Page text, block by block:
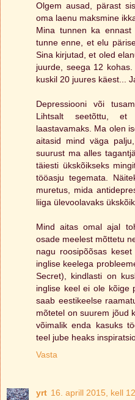
Olgem ausad, pärast
oma laenu maksmine
Mina tunnen ka
tunne enne, et elu
Sina kirjutad, et oled
juurde, seega 12
kuskil 20 juures käest...
Depressiooni või
Lihtsalt seetõttu,
laastavamaks. Ma olen
aitasid mind väga
suurust ma alles
täiesti ükskõikseks
tööasju tegemata.
muretus, mida
liiga ülevoolavaks
Mind aitas omal ajal
osade meelest mõttetu
nagu roosipõõsas
inglise keelega
Secret), kindlasti on
inglise keel ei ole kõige
saab eestikeelse
mõtetel on suurem jõud
võimalik enda kasuks
teel jube heaks
Vasta
yrt 16. aprill 2015, kell